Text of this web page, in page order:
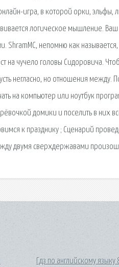
игра, в которой орки,
логическое мышление.
ShramMC, непомню как
на чучело головы Сидоровича.
негласно, но отношения между.
на компьютер или ноутбук
домики и поселить в них
к празднику ; Сценарий
двумя сверхдержавами
Гдз по английскому языку